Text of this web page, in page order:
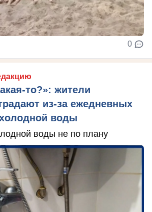
0
то?»: жители
из‑за ежедневных
воды
воды не по плану